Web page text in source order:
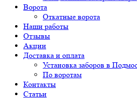
Ворота
Откатные ворота
Наши работы
Отзывы
Акции
Доставка и оплата
Установка заборов в
По воротам
Контакты
Статьи